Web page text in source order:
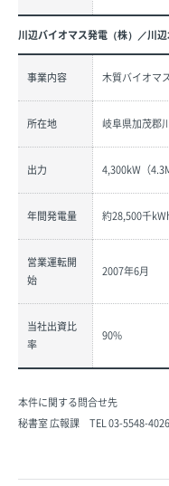
川辺バイオマス発電（株）／川
事業内容 木質バイオマ
所在地 岐阜県加茂郡
出力 4,300kW（
年間発電量 約28,500千
営業運転開
始
2007年6月
当社出資比
率
90%
本件に関する問合せ先
秘書室 広報課 TEL 03-5548-4026